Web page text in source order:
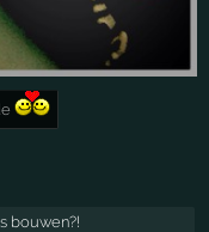
bouwen?!